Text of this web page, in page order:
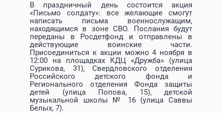
В праздничный день состоится акция
«Письмо солдату»: все желающие смогут
написать письма военнослужащим,
находящимся в зоне СВО. Послания будут
переданы в Росдетфонд и отправлены в
действующие воинские части.
Присоединиться к акции можно 4 ноября в
12:00 на площадках КДЦ «Дружба» (улица
Сурикова, 31), Свердловского отделения
Российского детского фонда и
Регионального отделения Фонда защиты
детей (улица Попова, 15), детской
музыкальной школы № 16 (улица Саввы
Белых, 7).